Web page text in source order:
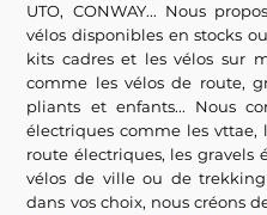
UTO, CONWAY... Nous
vélos disponibles en stocks
kits cadres et les vélos sur
comme les vélos de route,
pliants et enfants... Nous
électriques comme les vttae,
route électriques, les gravels
vélos de ville ou de
dans vos choix, nous créons